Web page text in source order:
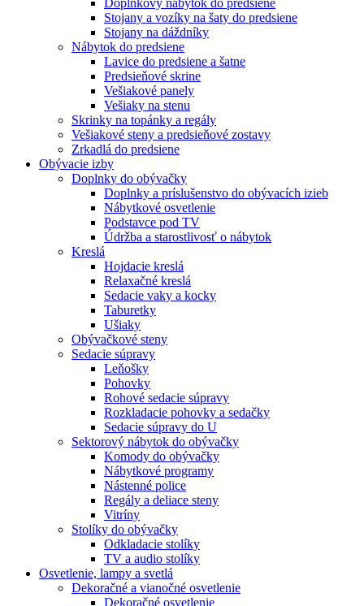
Stojany a vozíky na šaty do predsiene
Stojany na dáždníky
Nábytok do predsiene
Lavice do predsiene a šatne
Predsieňové skrine
Vešiakové panely
Vešiaky na stenu
Skrinky na topánky a regály
Vešiakové steny a predsieňové zostavy
Zrkadlá do predsiene
Obývacie izby
Doplnky do obývačky
Doplnky a príslušenstvo do obývacích izieb
Nábytkové osvetlenie
Podstavce pod TV
Údržba a starostlivosť o nábytok
Kreslá
Hojdacie kreslá
Relaxačné kreslá
Sedacie vaky a kocky
Taburetky
Ušiaky
Obývačkové steny
Sedacie súpravy
Leňošky
Pohovky
Rohové sedacie súpravy
Rozkladacie pohovky a sedačky
Sedacie súpravy do U
Sektorový nábytok do obývačky
Komody do obývačky
Nábytkové programy
Nástenné police
Regály a deliace steny
Vitríny
Stolíky do obývačky
Odkladacie stolíky
TV a audio stolíky
Osvetlenie, lampy a svetlá
Dekoračné a vianočné osvetlenie
Dekoračné osvetlenie